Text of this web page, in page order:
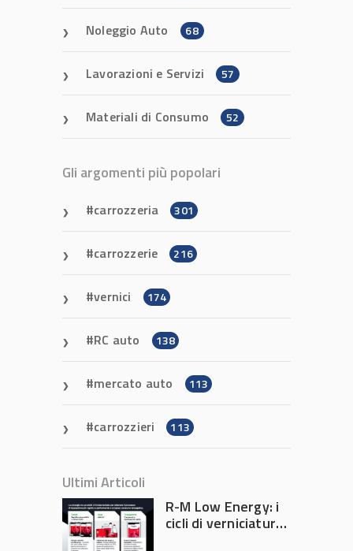
Noleggio Auto 68
Lavorazioni e Servizi 57
Materiali di Consumo 52
Gli argomenti più popolari
carrozzeria 301
carrozzerie 216
vernici 174
RC auto 138
mercato auto 113
carrozzieri 113
Ultimi Articoli
R-M Low Energy: i
cicli di verniciatura